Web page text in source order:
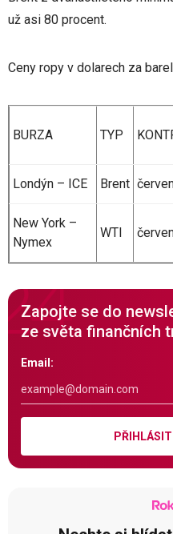
už asi 80 procent.
Ceny ropy v dolarech za
BURZA TYP
Londýn – ICE Brent
New York –
Nymex
WTI
Zapojte se do
ze světa finančních
Email: